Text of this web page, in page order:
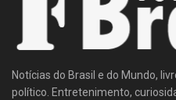
Notícias do Brasil e do Mundo,
político. Entretenimento,